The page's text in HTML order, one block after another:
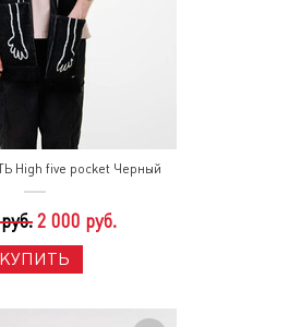
High five pocket Черный
2 000 руб.
КУПИТЬ